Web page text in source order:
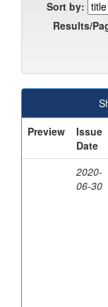
Sort by:
Results/
Preview
Issue
Date
2020-
06-30